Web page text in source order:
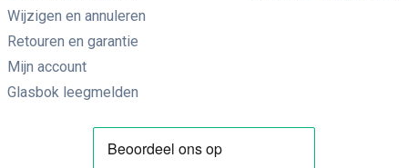
Wijzigen en annuleren
Retouren en garantie
Mijn account
Glasbok leegmelden